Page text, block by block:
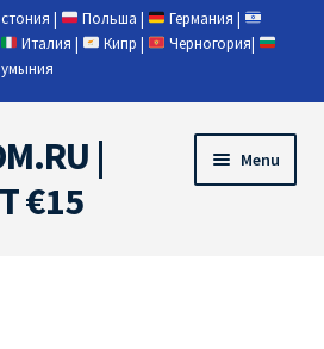
| Польша | Германия |
Италия | Кипр | Черногория|
|
€15
Menu